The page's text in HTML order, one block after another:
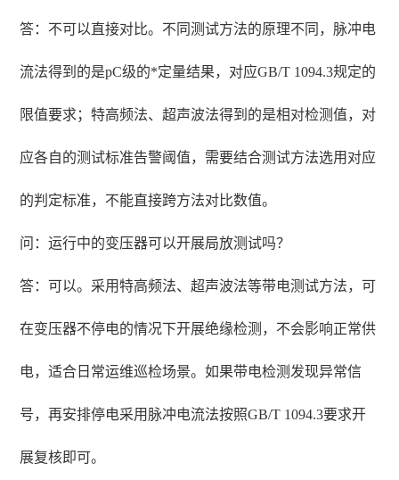
答：不可以直接对比。不同测试方法的原理不同，脉冲电
流法得到的是pC级的*定量结果，对应GB/T 1094.3规定的
限值要求；特高频法、超声波法得到的是相对检测值，对
应各自的测试标准告警阈值，需要结合测试方法选用对应
的判定标准，不能直接跨方法对比数值。
问：运行中的变压器可以开展局放测试吗？
答：可以。采用特高频法、超声波法等带电测试方法，可
在变压器不停电的情况下开展绝缘检测，不会影响正常供
电，适合日常运维巡检场景。如果带电检测发现异常信
号，再安排停电采用脉冲电流法按照GB/T 1094.3要求开
展复核即可。